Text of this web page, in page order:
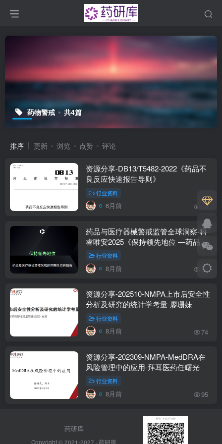
药物警戒 共4篇
排序 更新 浏览 点赞 评论
资源分享-DB13/T5482-2022《药品不
良反应快速报告导则》
行业资料
6月前 49
药品与医疗器械警戒监管全球洞察-科
睿唯安2025《保持领先地位 —药品和
医疗器械警戒领域的前瞻性监管情报
》-附下载
行业资料
8月前 58
资源分享-202510-NMPA上市后安全性
分析及研究的统计学考量-廖珊妹
行业资料
8月前 74
资源分享-202309-NMPA-MedDRA在
风险管理中的应用-拜耳医药任曙光
行业资料
8月前 95
药研库
Copyright © 2021-2027 · 药研库